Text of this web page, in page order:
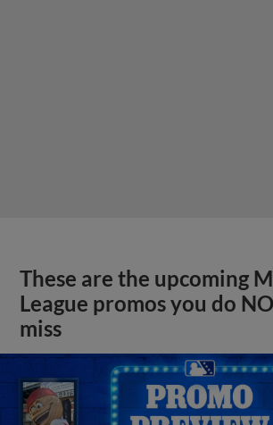
These are the upcoming
League promos you do
miss